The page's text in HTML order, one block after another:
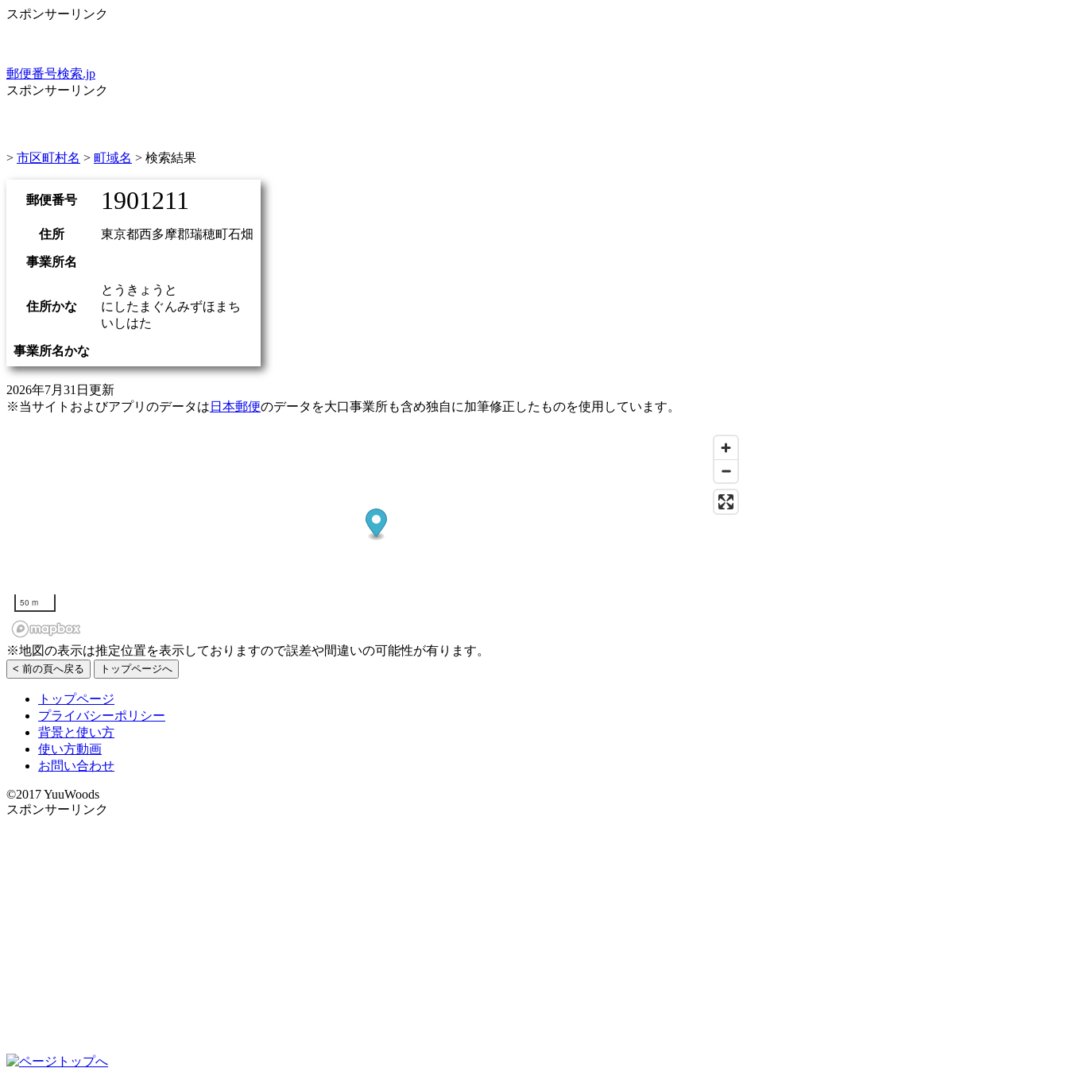
スポンサーリンク
郵便番号検索.jp
スポンサーリンク
> 市区町村名 > 町域名 > 検索結果
郵便番号 1901211
住所 東京都西多摩郡瑞穂町石畑
事業所名
住所かな
とうきょうと
にしたまぐんみずほまち
いしはた
事業所名かな
2026年7月31日更新
※当サイトおよびアプリのデータは 日本郵便のデータを大口事業所も含め独自に加筆修正したものを使用しています。
50 m
※地図の表示は推定位置を表示しておりますので誤差や間違いの可能性が有ります。
< 前の頁へ戻る トップページへ
トップページ
プライバシーポリシー
背景と使い方
使い方動画
お問い合わせ
©2017 YuuWoods
スポンサーリンク